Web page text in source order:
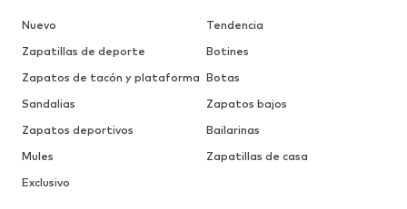
Nuevo
Tendencia
Zapatillas de deporte
Botines
Zapatos de tacón y plataforma Botas
Sandalias
Zapatos bajos
Zapatos deportivos
Bailarinas
Mules
Zapatillas de casa
Exclusivo